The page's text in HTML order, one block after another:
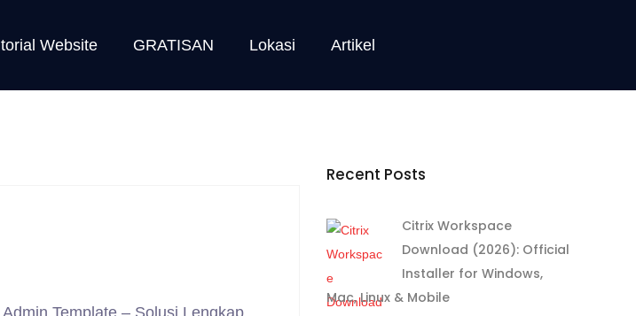
Website GRATISAN Lokasi Artikel
Template – Solusi Lengkap
Recent Posts
Citrix Workspace
Download (2026): Official
Installer for Windows,
Mac, Linux & Mobile